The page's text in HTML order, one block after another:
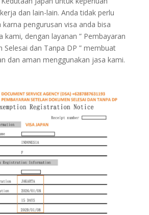
dan lain-lain. Anda tidak perlu
karna pengurusan visa anda bisa
kami, dengan layanan ” Pembayaran
Selesai dan Tanpa DP ” membuat
dan aman menggunakan jasa kami.